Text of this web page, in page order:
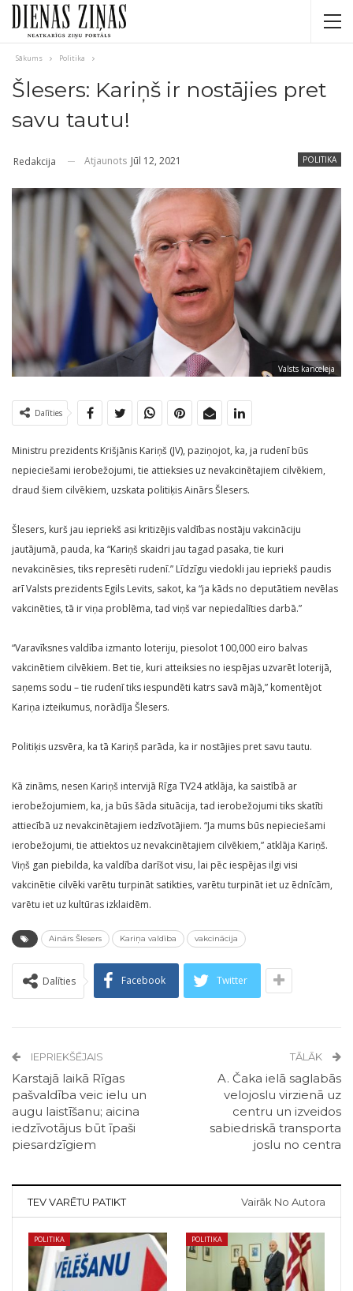
Sākums Politika
Šlesers: Kariņš ir nostājies pret
savu tautu!
POLITIKA
Redakcija Atjaunots Jūl 12, 2021
Valsts kanceleja
Dalīties
Ministru prezidents Krišjānis Kariņš (JV), paziņojot, ka, ja rudenī būs
nepieciešami ierobežojumi, tie attieksies uz nevakcinētajiem cilvēkiem,
draud šiem cilvēkiem, uzskata politiķis Ainārs Šlesers.
Šlesers, kurš jau iepriekš asi kritizējis valdības nostāju vakcināciju
jautājumā, pauda, ka “Kariņš skaidri jau tagad pasaka, tie kuri
nevakcinēsies, tiks represēti rudenī.” Līdzīgu viedokli jau iepriekš paudis
arī Valsts prezidents Egils Levits, sakot, ka “ja kāds no deputātiem nevēlas
vakcinēties, tā ir viņa problēma, tad viņš var nepiedalīties darbā.”
“Varavīksnes valdība izmanto loteriju, piesolot 100,000 eiro balvas
vakcinētiem cilvēkiem. Bet tie, kuri atteiksies no iespējas uzvarēt loterijā,
saņems sodu – tie rudenī tiks iespundēti katrs savā mājā,” komentējot
Kariņa izteikumus, norādīja Šlesers.
Politiķis uzsvēra, ka tā Kariņš parāda, ka ir nostājies pret savu tautu.
Kā zināms, nesen Kariņš intervijā Rīga TV24 atklāja, ka saistībā ar
ierobežojumiem, ka, ja būs šāda situācija, tad ierobežojumi tiks skatīti
attiecībā uz nevakcinētajiem iedzīvotājiem. “Ja mums būs nepieciešami
ierobežojumi, tie attiektos uz nevakcinētajiem cilvēkiem,” atklāja Kariņš.
Viņš gan piebilda, ka valdība darīšot visu, lai pēc iespējas ilgi visi
vakcinētie cilvēki varētu turpināt satikties, varētu turpināt iet uz ēdnīcām,
varētu iet uz kultūras izklaidēm.
Ainārs Šlesers Kariņa valdība vakcinācija
Dalīties Facebook Twitter
IEPRIEKŠĒJAIS
Karstajā laikā Rīgas
pašvaldība veic ielu un
augu laistīšanu; aicina
iedzīvotājus būt īpaši
piesardzīgiem
TĀLĀK
A. Čaka ielā saglabās
velojoslu virzienā uz
centru un izveidos
sabiedriskā transporta
joslu no centra
TEV VARĒTU PATIKT Vairāk No Autora
POLITIKA POLITIKA